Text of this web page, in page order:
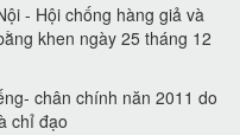
- Hội chống hàng giả và
khen ngày 25 tháng 12
chân chính năn 2011 do
chỉ đạo